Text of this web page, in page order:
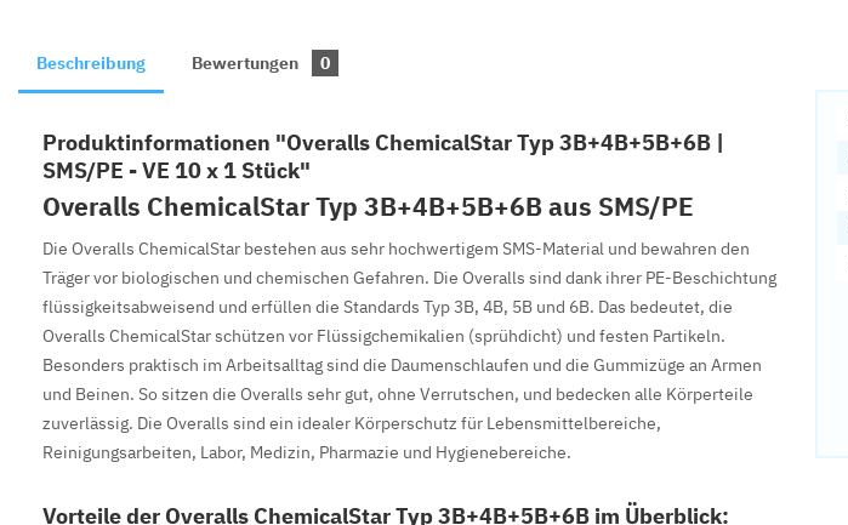
Beschreibung Bewertungen 0
Produktinformationen "Overalls ChemicalStar Typ 3B+4B+5B+6B |
SMS/PE - VE 10 x 1 Stück"
Overalls ChemicalStar Typ 3B+4B+5B+6B aus SMS/PE
Die Overalls ChemicalStar bestehen aus sehr hochwertigem SMS-Material und bewahren den
Träger vor biologischen und chemischen Gefahren. Die Overalls sind dank ihrer PE-Beschichtung
flüssigkeitsabweisend und erfüllen die Standards Typ 3B, 4B, 5B und 6B. Das bedeutet, die
Overalls ChemicalStar schützen vor Flüssigchemikalien (sprühdicht) und festen Partikeln.
Besonders praktisch im Arbeitsalltag sind die Daumenschlaufen und die Gummizüge an Armen
und Beinen. So sitzen die Overalls sehr gut, ohne Verrutschen, und bedecken alle Körperteile
zuverlässig. Die Overalls sind ein idealer Körperschutz für Lebensmittelbereiche,
Reinigungsarbeiten, Labor, Medizin, Pharmazie und Hygienebereiche.
Vorteile der Overalls ChemicalStar Typ 3B+4B+5B+6B im Überblick: